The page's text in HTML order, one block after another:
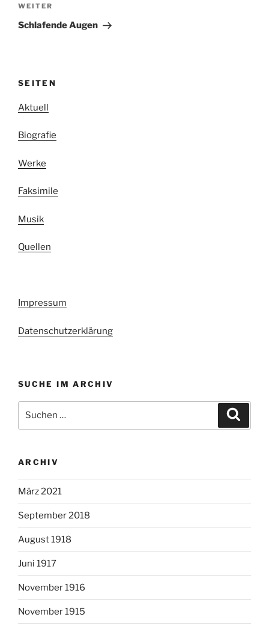
Nächster
Beitrag
WEITER
Schlafende Augen
SEITEN
Aktuell
Biografie
Werke
Faksimile
Musik
Quellen
Impressum
Datenschutzerklärung
SUCHE IM ARCHIV
nach:
ARCHIV
März 2021
September 2018
August 1918
Juni 1917
November 1916
November 1915